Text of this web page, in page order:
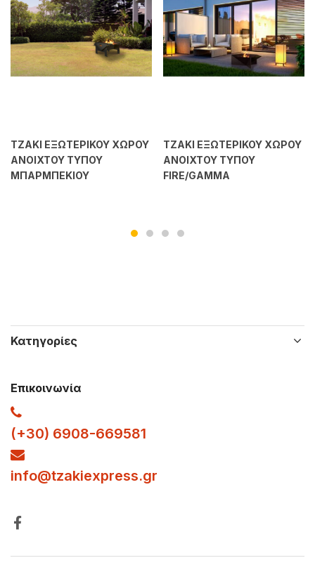
ΤΖΑΚΙ ΕΞΩΤΕΡΙΚΟΥ ΧΩΡΟΥ
ΑΝΟΙΧΤΟΥ ΤΥΠΟΥ
ΜΠΑΡΜΠΕΚΙΟΥ
ΤΖΑΚΙ ΕΞΩΤΕΡΙΚΟΥ ΧΩΡΟΥ
ΑΝΟΙΧΤΟΥ ΤΥΠΟΥ
FIRE/GAMMA
Κατηγορίες
Επικοινωνία
(+30) 6908-669581
info@tzakiexpress.gr